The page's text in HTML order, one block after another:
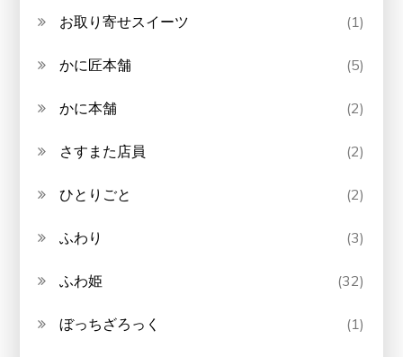
お取り寄せスイーツ (1)
かに匠本舗 (5)
かに本舗 (2)
さすまた店員 (2)
ひとりごと (2)
ふわり (3)
ふわ姫 (32)
ぼっちざろっく (1)